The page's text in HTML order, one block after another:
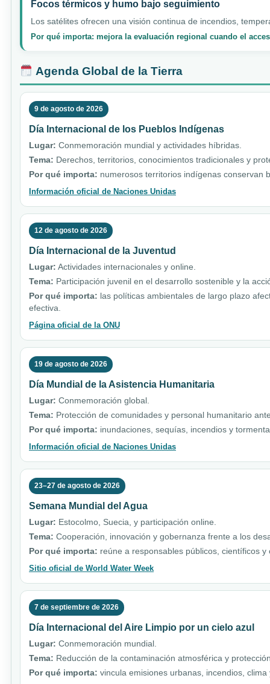
Focos térmicos y humo bajo seguimiento
Los satélites ofrecen una visión continua de incendios,
Por qué importa: mejora la evaluación regional cuando el
Agenda Global de la Tierra
9 de agosto de 2026
Día Internacional de los Pueblos Indígenas
Lugar: Conmemoración mundial y actividades híbridas.
Tema: Derechos, territorios, conocimientos tradicionales y
Por qué importa: numerosos territorios indígenas conservan
Información oficial de Naciones Unidas
12 de agosto de 2026
Día Internacional de la Juventud
Lugar: Actividades internacionales y online.
Tema: Participación juvenil en el desarrollo sostenible y la
Por qué importa: las políticas ambientales de largo plazo
efectiva.
Página oficial de la ONU
19 de agosto de 2026
Día Mundial de la Asistencia Humanitaria
Lugar: Conmemoración global.
Tema: Protección de comunidades y personal humanitario
Por qué importa: inundaciones, sequías, incendios y
Información oficial de Naciones Unidas
23–27 de agosto de 2026
Semana Mundial del Agua
Lugar: Estocolmo, Suecia, y participación online.
Tema: Cooperación, innovación y gobernanza frente a los
Por qué importa: reúne a responsables públicos, científicos
Sitio oficial de World Water Week
7 de septiembre de 2026
Día Internacional del Aire Limpio por un cielo azul
Lugar: Conmemoración mundial.
Tema: Reducción de la contaminación atmosférica y
Por qué importa: vincula emisiones urbanas, incendios,